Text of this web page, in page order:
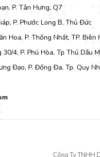
và đẳng cấp. Với thiết kế
P. Tân Hưng, Q7
P. Phước Long B, Thủ Đức
Hoa, P. Thống Nhất, TP. Biên
4, P. Phú Hòa, Tp Thủ Dầu
Đạo, P. Đống Đa, Tp. Quy
Công Ty TNHH